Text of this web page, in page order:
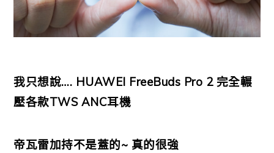
我只想說…. HUAWEI FreeBuds Pro 2 完全輾
壓各款TWS ANC耳機
帝瓦雷加持不是蓋的~ 真的很強